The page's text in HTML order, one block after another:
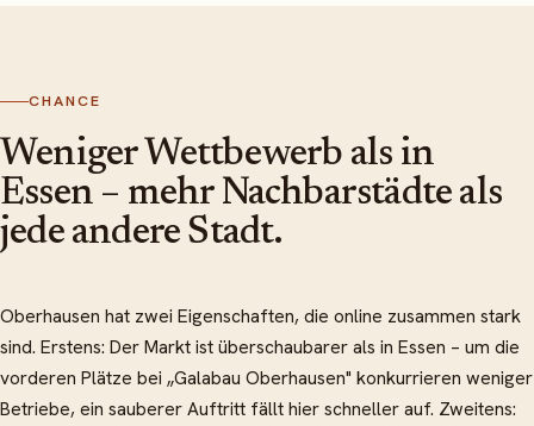
CHANCE
Weniger Wettbewerb als in
Essen – mehr Nachbarstädte als
jede andere Stadt.
Oberhausen hat zwei Eigenschaften, die online zusammen stark
sind. Erstens: Der Markt ist überschaubarer als in Essen – um die
vorderen Plätze bei „Galabau Oberhausen" konkurrieren weniger
Betriebe, ein sauberer Auftritt fällt hier schneller auf. Zweitens: